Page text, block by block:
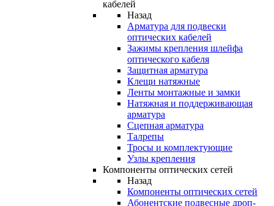
кабелей
Назад
Арматура для подвески
оптических кабелей
Зажимы крепления шлейфа
оптического кабеля
Защитная арматура
Клещи натяжные
Ленты монтажные и замки
Натяжная и поддерживающая
арматура
Сцепная арматура
Талрепы
Тросы и комплектующие
Узлы крепления
Компоненты оптических сетей
Назад
Компоненты оптических сетей
Абонентские подвесные дроп-